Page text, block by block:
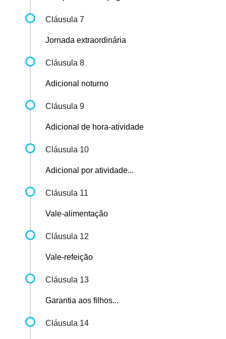
Cláusula 7
Jornada extraordinária
Cláusula 8
Adicional noturno
Cláusula 9
Adicional de hora-atividade
Cláusula 10
Adicional por atividade...
Cláusula 11
Vale-alimentação
Cláusula 12
Vale-refeição
Cláusula 13
Garantia aos filhos...
Cláusula 14